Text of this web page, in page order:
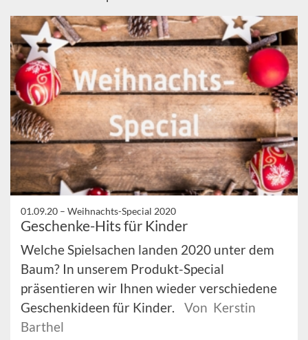
01.09.20 – Weihnachts-Special 2020
Geschenke-Hits für Kinder
Welche Spielsachen landen 2020 unter dem
Baum? In unserem Produkt-Special
präsentieren wir Ihnen wieder verschiedene
Geschenkideen für Kinder.
Von Kerstin
Barthel